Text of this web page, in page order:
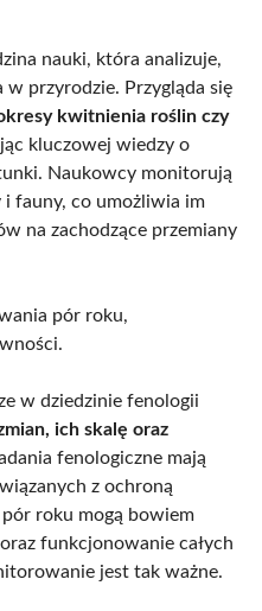
nauki, która analizuje,
przyrodzie. Przygląda się
kwitnienia roślin czy
kluczowej wiedzy o
Naukowcy monitorują
fauny, co umożliwia im
na zachodzące przemiany
pór roku,
w dziedzinie fenologii
ich skalę oraz
fenologiczne mają
z ochroną
roku mogą bowiem
funkcjonowanie całych
jest tak ważne.